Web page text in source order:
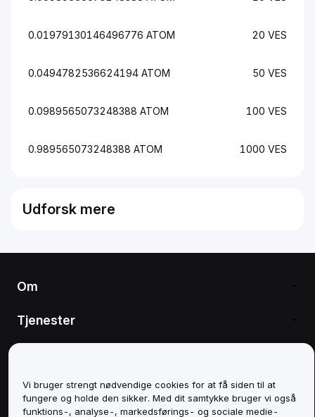
0.01979130146496776 ATOM 20 VES
0.0494782536624194 ATOM 50 VES
0.0989565073248388 ATOM 100 VES
0.989565073248388 ATOM 1000 VES
Udforsk mere
Om
Tjenester
Produkter
Vi bruger strengt nødvendige cookies for at få siden til at
fungere og holde den sikker. Med dit samtykke bruger vi også
funktions-, analyse-, markedsførings- og sociale medie-